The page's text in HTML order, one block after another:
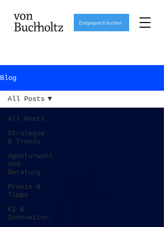
Erstgespräch buchen
Blog
All Posts
Strategie
& Trends
Agenturwahl
und
Beratung
Praxis &
Tipps
KI &
Innovation
All Posts